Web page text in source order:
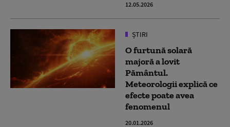
12.05.2026
ȘTIRI
O furtună solară
majoră a lovit
Pământul.
Meteorologii explică ce
efecte poate avea
fenomenul
20.01.2026